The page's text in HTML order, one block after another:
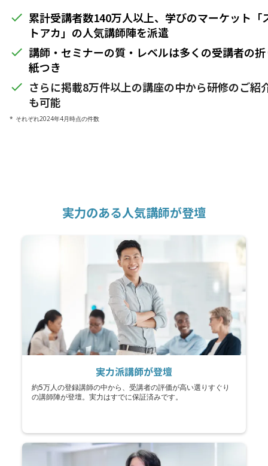
done 累計受講者数140万人以上、学びのマーケット「
トアカ」の人気講師陣を派遣
done 講師・セミナーの質・レベルは多くの受講者の
紙つき
done さらに掲載8万件以上の講座の中から研修のご紹
も可能
* それぞれ2024年4月時点の件数
実力のある人気講師が登壇
実力派講師が登壇
約5万人の登録講師の中から、受講者の評価が高い選りすぐり
の講師陣が登壇。実力はすでに保証済みです。